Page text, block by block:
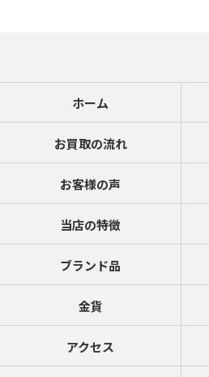
ホーム
お買取の流れ
お客様の声
当店の特徴
ブランド品
金貨
アクセス